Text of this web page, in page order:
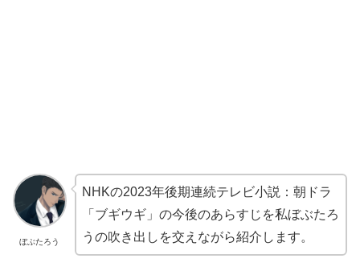
ぼぶたろう
NHKの2023年後期連続テレビ小説：朝ドラ
「ブギウギ」の今後のあらすじを私ぼぶたろ
うの吹き出しを交えながら紹介します。